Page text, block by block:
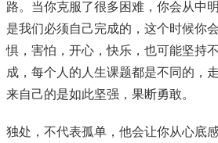
路。当你克服了很多困难，你会从中
是我们必须自己完成的，这个时候你
惧，害怕，开心，快乐，也可能坚持
成，每个人的人生课题都是不同的，
来自己的是如此坚强，果断勇敢。
独处，不代表孤单，他会让你从心底